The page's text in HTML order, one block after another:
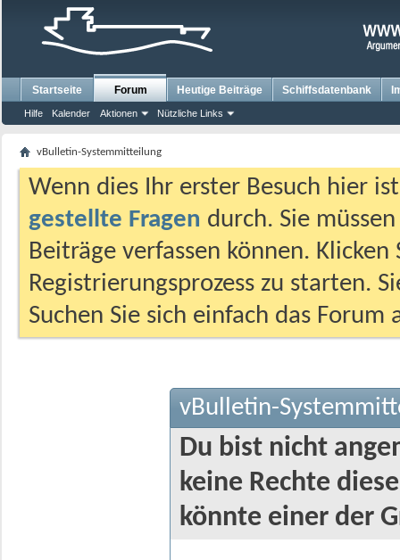
Startseite Forum
Hilfe Kalender Aktionen Nützliche Links
Heutige Beiträge Schiffsdatenbank
vBulletin-Systemmitteilung
Wenn dies Ihr erster Besuch hier
gestellte Fragen durch. Sie
Beiträge verfassen können.
Registrierungsprozess zu starten.
Suchen Sie sich einfach das
vBulletin-
Du bist nicht
keine Rechte
könnte einer der